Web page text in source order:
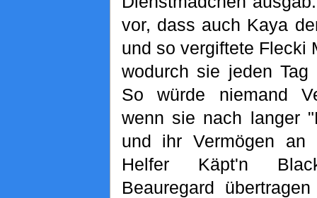
vor, dass auch Kaya
und so vergiftete Flecki
wodurch sie jeden Tag
So würde niemand
wenn sie nach langer
und ihr Vermögen an
Helfer Käpt'n
Beauregard